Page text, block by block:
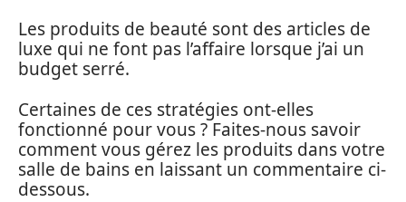
Les produits de beauté sont des articles de
luxe qui ne font pas l’affaire lorsque j’ai un
budget serré.
Certaines de ces stratégies ont-elles
fonctionné pour vous ? Faites-nous savoir
comment vous gérez les produits dans votre
salle de bains en laissant un commentaire ci-
dessous.